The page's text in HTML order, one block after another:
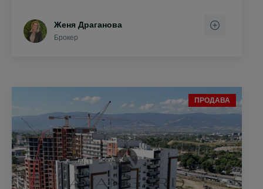
Женя Драганова
Брокер
ПРОДАВА